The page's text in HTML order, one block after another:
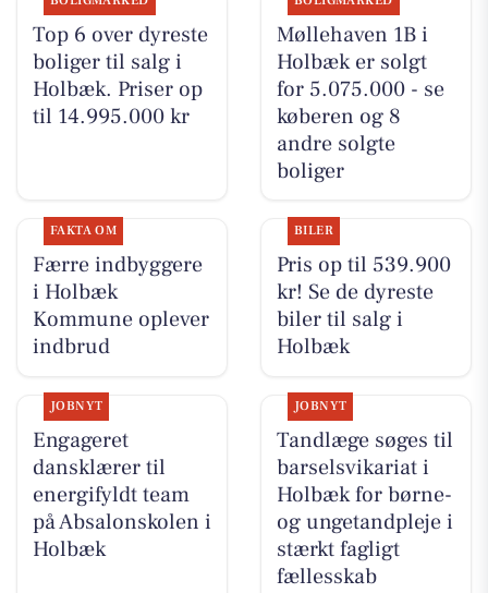
Top 6 over dyreste
boliger til salg i
Holbæk. Priser op
til 14.995.000 kr
Møllehaven 1B i
Holbæk er solgt
for 5.075.000 - se
køberen og 8
andre solgte
boliger
FAKTA OM
Færre indbyggere
i Holbæk
Kommune oplever
indbrud
BILER
Pris op til 539.900
kr! Se de dyreste
biler til salg i
Holbæk
JOBNYT
Engageret
dansklærer til
energifyldt team
på Absalonskolen i
Holbæk
JOBNYT
Tandlæge søges til
barselsvikariat i
Holbæk for børne-
og ungetandpleje i
stærkt fagligt
fællesskab